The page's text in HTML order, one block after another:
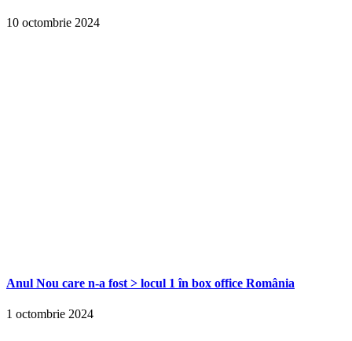
10 octombrie 2024
Anul Nou care n-a fost > locul 1 în box office România
1 octombrie 2024